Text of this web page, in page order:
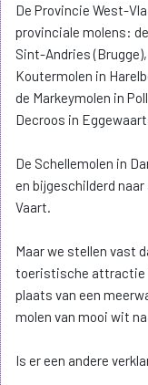
De Provincie West-
provinciale molens:
Sint-Andries
Koutermolen in
de Markeymolen in
Decroos in
De Schellemolen in
en bijgeschilderd
Vaart.
Maar we stellen vast
toeristische attractie
plaats van een
molen van mooi wit
Is er een andere